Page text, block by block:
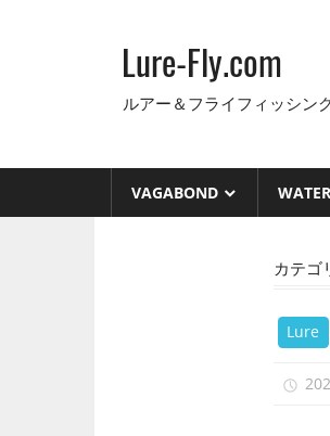
Lure-Fly.com
ルアー＆フライフィッシン
VAGABOND
カテゴ
Lure